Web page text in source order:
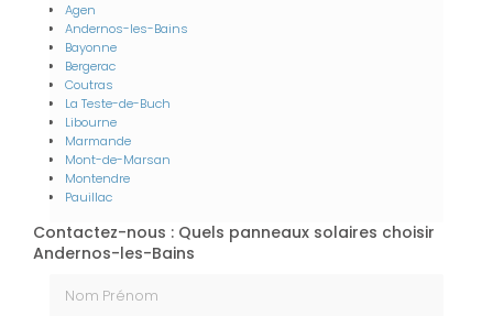
Agen
Andernos-les-Bains
Bayonne
Bergerac
Coutras
La Teste-de-Buch
Libourne
Marmande
Mont-de-Marsan
Montendre
Pauillac
Contactez-nous : Quels panneaux solaires choisir
Andernos-les-Bains